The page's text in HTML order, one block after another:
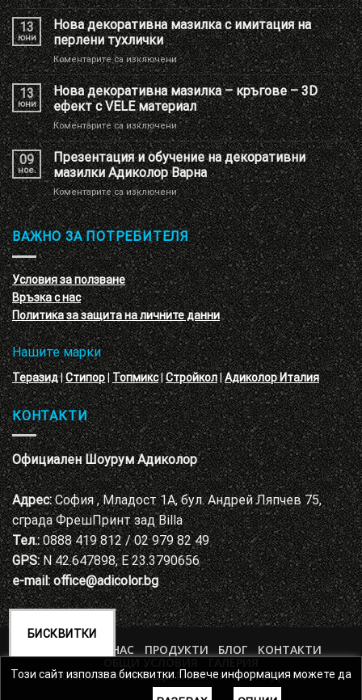
Ново
брандиране
на
Шоу
РУМ
Адиколор
13
юни
Нова декоративна мазилка с имитация на
перлени тухлички
Коментарите са изключениза
Нова
декоративна
мазилка
с
имитация
на
перлени
тухлички
13
юни
Нова декоративна мазилка – кръгове – 3D
ефект с VELE материал
Коментарите са изключениза
Нова
декоративна
мазилка
–
кръгове
–
3D
ефект
с
VELE
материал
09
ное.
Презентация и обучение на декоративни
мазилки Адиколор Варна
Коментарите са изключениза
Презентация
и
обучение
на
декоративни
мазилки
Адиколор
Варна
ВАЖНО ЗА ПОТРЕБИТЕЛЯ
Условия за ползване
Връзка с нас
Политика за защита на личните данни
Нашите марки
Теразид|Стипор|Топмикс|Стройкол|Адиколор Италия
КОНТАКТИ
Официален Шоурум Адиколор
Адрес:София , Младост 1А, бул. Андрей Ляпчев 75,
сграда ФрешПринт зад Billa
Тел.:0888 419 812 / 02 979 82 49
GPS:N 42.647898, E 23.3790656
e-mail: office@adicolor.bg
ЗА НАС ПРОДУКТИ БЛОГ
КОНТАКТИ
ПОЛИТИКА ЗА ЗАЩИТА НА ЛИЧНИТЕ ДАННИ
БИСКВИТКИ
Този сайт използва бисквитки. Повече информация можете да